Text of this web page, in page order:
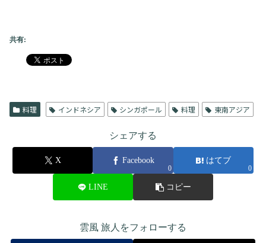
共有:
料理 インドネシア シンガポール 料理 東南アジア
シェアする
X Facebook
0
はてブ
0
LINE コピー
雲風 旅人をフォローする